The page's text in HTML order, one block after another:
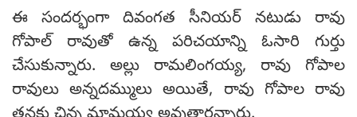
ఈ సందర్భంగా దివంగత సీనియర్ నటుడు రావు
గోపాల్ రావుతో ఉన్న పరిచయాన్ని ఓసారి గుర్తు
చేసుకున్నారు. అల్లు రామలింగయ్య, రావు గోపాల
రావులు అన్నదమ్ములు అయితే, రావు గోపాల రావు